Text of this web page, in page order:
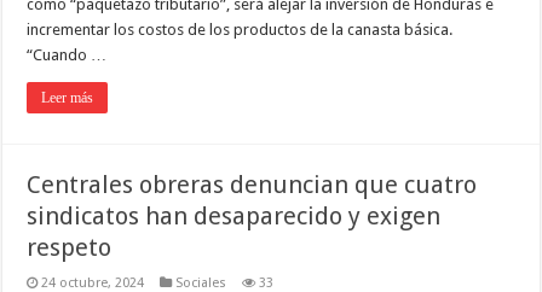
como “paquetazo tributario”, será alejar la inversión de Honduras e
incrementar los costos de los productos de la canasta básica.
“Cuando …
Leer más
Centrales obreras denuncian que cuatro
sindicatos han desaparecido y exigen
respeto
24 octubre, 2024 Sociales 33